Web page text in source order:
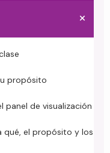
propósito
panel de visualización
qué, el propósito y los